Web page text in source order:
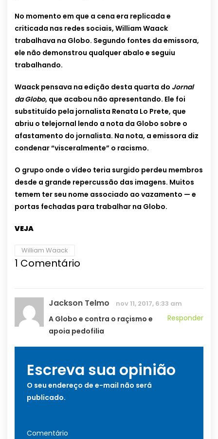
No momento em que a cena era replicada e
criticada nas redes sociais, William Waack
trabalhava na Globo. Segundo fontes da emissora,
ele não demonstrou qualquer abalo e seguiu
trabalhando.
Waack pensava na edição desta quarta do Jornal
da Globo, que acabou não apresentando. Ele foi
substituído pela jornalista Renata Lo Prete, que
abriu o telejornal lendo a nota da Globo sobre o
afastamento do jornalista. Na nota, a emissora diz
condenar “visceralmente” o racismo.
O grupo onde o vídeo teria surgido perdeu membros
desde a grande repercussão das imagens. Muitos
temem ter seu nome associado ao vazamento — e
portas fechadas para trabalhar na Globo.
VEJA
William Waack
1 Comentário
Jackson Telmo nov 11, 2017, 6:33 am
Responder
A Globo e contra o raçismo e
apoia pedofilia
Escreva sua opinião
O seu endereço de e-mail não será
publicado.
Comentário